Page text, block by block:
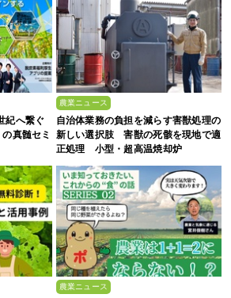
紀へ繋ぐ
真髄セミ
農業ニュース
自治体業務の負担を減らす害獣処理の
新しい選択肢 害獣の死骸を現地で適
正処理 小型・超高温焼却炉
『ACE0.5型』
農業ニュース